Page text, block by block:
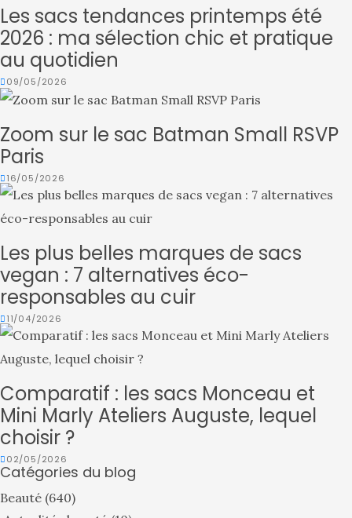
Les sacs tendances printemps été
2026 : ma sélection chic et pratique
au quotidien
09/05/2026
Zoom sur le sac Batman Small RSVP
Paris
16/05/2026
Les plus belles marques de sacs
vegan : 7 alternatives éco-
responsables au cuir
11/04/2026
Comparatif : les sacs Monceau et
Mini Marly Ateliers Auguste, lequel
choisir ?
02/05/2026
Catégories du blog
Beauté (640)